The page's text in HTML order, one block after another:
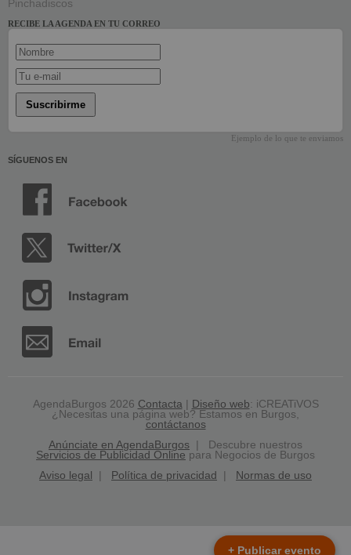
Pinchadiscos
RECIBE LA AGENDA EN TU CORREO
Suscribirme
Ejemplo de lo que te enviamos
SÍGUENOS EN
AgendaBurgos 2026 Contacta| Diseño web: iCREATiVOS
¿Necesitas una página web? Estamos en Burgos,
contáctanos
Anúnciate en AgendaBurgos | Descubre nuestros
Servicios de Publicidad Online para Negocios de Burgos
Aviso legal
Política de privacidad Normas de uso
+ Publicar evento